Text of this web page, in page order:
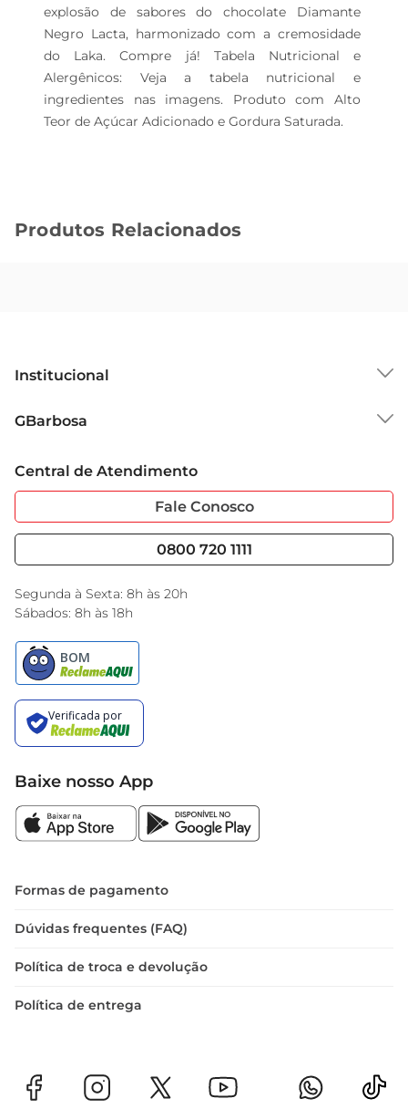
explosão de sabores do chocolate Diamante
Negro Lacta, harmonizado com a cremosidade
do Laka. Compre já! Tabela Nutricional e
Alergênicos: Veja a tabela nutricional e
ingredientes nas imagens. Produto com Alto
Teor de Açúcar Adicionado e Gordura Saturada.
Produtos Relacionados
Institucional
Grupo Cencosud
Sobre Privacidade
Portal do Fornecedo
Nossas Lojas
GBarbosa
Garantia Estendida
Serviços
Black Friday
Encarte do Dia
Central de Atendimento
Fale Conosco
0800 720 1111
Segunda à Sexta: 8h às 20h
Sábados: 8h às 18h
Baixe nosso App
Formas de pagamento
Dúvidas frequentes (FAQ)
Política de troca e devolução
Política de entrega